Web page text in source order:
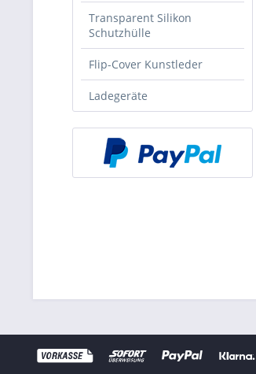
Transparent Silikon
Schutzhülle
Flip-Cover Kunstleder
Ladegeräte